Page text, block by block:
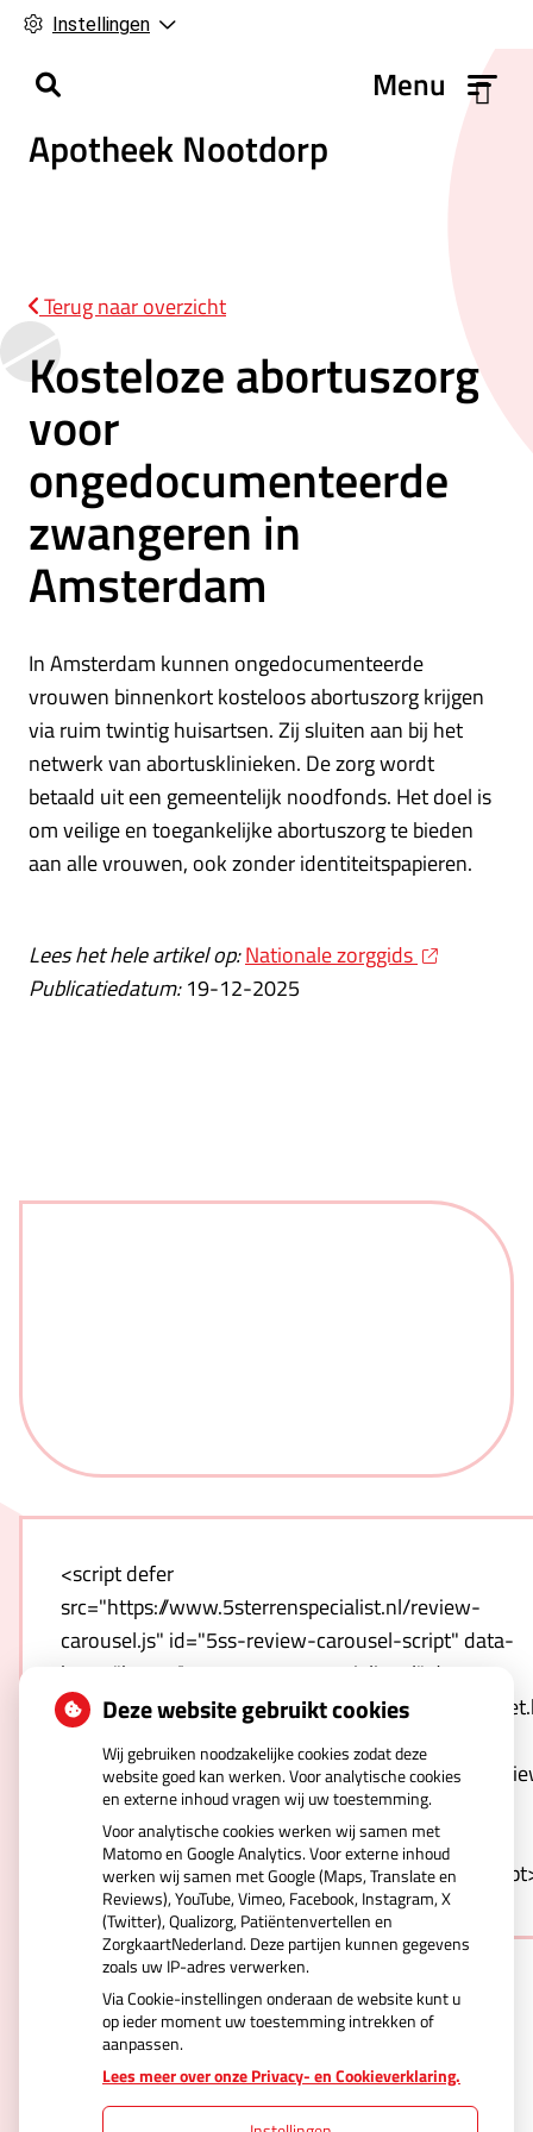
Instellingen
Apotheek Nootdorp
o
f
Menu
Terug naar overzicht
Kosteloze abortuszorg
voor
ongedocumenteerde
zwangeren in
Amsterdam
In Amsterdam kunnen ongedocumenteerde
vrouwen binnenkort kosteloos abortuszorg krijgen
via ruim twintig huisartsen. Zij sluiten aan bij het
netwerk van abortusklinieken. De zorg wordt
betaald uit een gemeentelijk noodfonds. Het doel is
om veilige en toegankelijke abortuszorg te bieden
aan alle vrouwen, ook zonder identiteitspapieren.
Lees het hele artikel op:Nationale zorggids
Publicatiedatum:19-12-2025
<script defer
src="https://www.5sterrenspecialist.nl/review-
carousel.js" id="5ss-review-carousel-script" data-
host="https://www.5sterrenspecialist.nl" data-
template="https://www.5sterrenspecialist.nl/
hash=qnwZULNO1T-
carousel&webshop-or-
regular=regular&orientation=portrait&logo-
color=blue&background=white&border=1"></
Uw Zorg Online|Beheer
Deze website gebruikt cookies
Wij gebruiken noodzakelijke cookies zodat deze
website goed kan werken. Voor analytische cookies
en externe inhoud vragen wij uw toestemming.
Voor analytische cookies werken wij samen met
Matomo en Google Analytics. Voor externe inhoud
werken wij samen met Google (Maps, Translate en
Reviews), YouTube, Vimeo, Facebook, Instagram, X
(Twitter), Qualizorg, Patiëntenvertellen en
ZorgkaartNederland. Deze partijen kunnen gegevens
zoals uw IP-adres verwerken.
Via Cookie-instellingen onderaan de website kunt u
op ieder moment uw toestemming intrekken of
aanpassen.
Lees meer over onze Privacy- en Cookieverklaring.